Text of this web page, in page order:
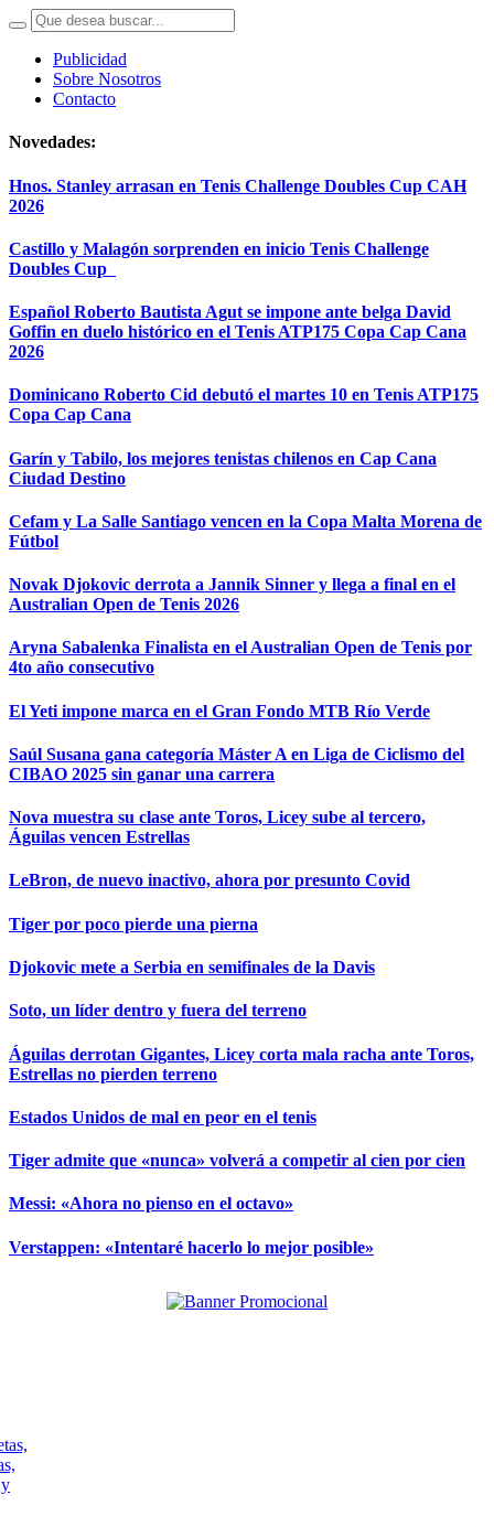
Publicidad
Sobre Nosotros
Contacto
Novedades:
Hnos. Stanley arrasan en Tenis Challenge Doubles Cup CAH
2026
Castillo y Malagón sorprenden en inicio Tenis Challenge
Doubles Cup
Español Roberto Bautista Agut se impone ante belga David
Goffin en duelo histórico en el Tenis ATP175 Copa Cap Cana
2026
Dominicano Roberto Cid debutó el martes 10 en Tenis ATP175
Copa Cap Cana
Garín y Tabilo, los mejores tenistas chilenos en Cap Cana
Ciudad Destino
Cefam y La Salle Santiago vencen en la Copa Malta Morena de
Fútbol
Novak Djokovic derrota a Jannik Sinner y llega a final en el
Australian Open de Tenis 2026
Aryna Sabalenka Finalista en el Australian Open de Tenis por
4to año consecutivo
El Yeti impone marca en el Gran Fondo MTB Río Verde
Saúl Susana gana categoría Máster A en Liga de Ciclismo del
CIBAO 2025 sin ganar una carrera
Nova muestra su clase ante Toros, Licey sube al tercero,
Águilas vencen Estrellas
LeBron, de nuevo inactivo, ahora por presunto Covid
Tiger por poco pierde una pierna
Djokovic mete a Serbia en semifinales de la Davis
Soto, un líder dentro y fuera del terreno
Águilas derrotan Gigantes, Licey corta mala racha ante Toros,
Estrellas no pierden terreno
Estados Unidos de mal en peor en el tenis
Tiger admite que «nunca» volverá a competir al cien por cien
Messi: «Ahora no pienso en el octavo»
Verstappen: «Intentaré hacerlo lo mejor posible»